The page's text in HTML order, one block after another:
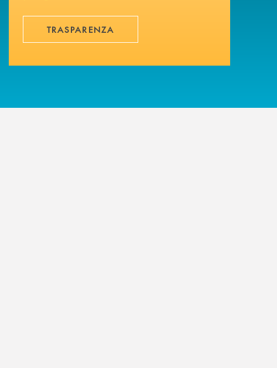
TRASPARENZA